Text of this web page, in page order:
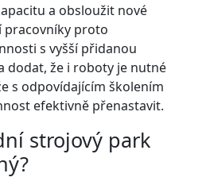
a obsloužit nové
pracovníky proto
s vyšší přidanou
dodat, že i roboty je nutné
s odpovídajícím školením
efektivně přenastavit.
strojový park